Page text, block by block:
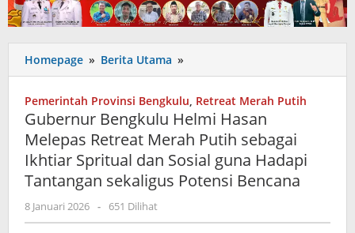
Homepage » Berita Utama »
Bengkulu
Hasan
Melepas
Retreat
Merah
Putih
sebagai
Spritual
Pemerintah Provinsi Bengkulu, Retreat Merah Putih
Gubernur Bengkulu Helmi Hasan
Melepas Retreat Merah Putih sebagai
Ikhtiar Spritual dan Sosial guna Hadapi
Tantangan sekaligus Potensi Bencana
8 Januari 2026 oleh
admin
- 651 Dilihat